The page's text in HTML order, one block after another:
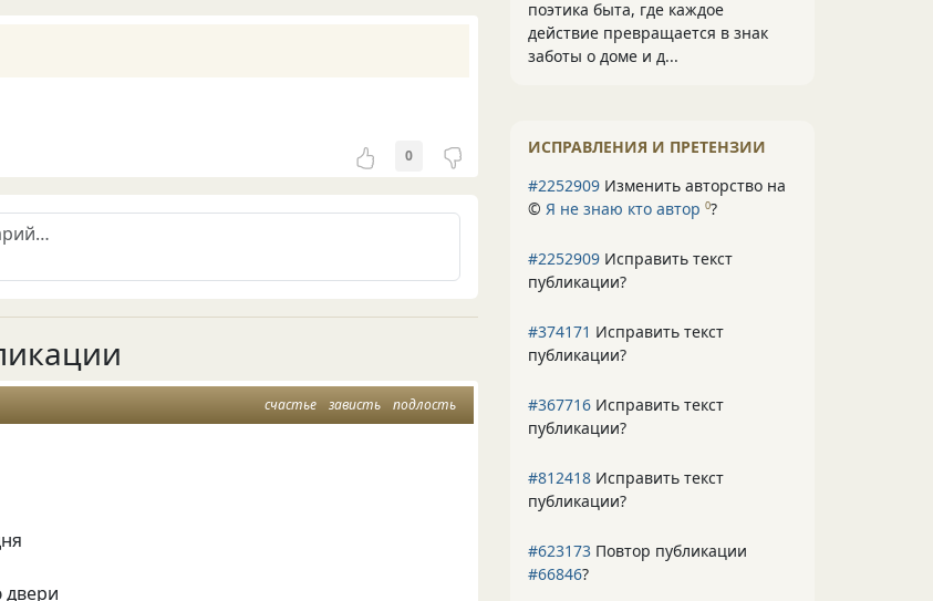
0
счастье зависть подлость
двери
поэтика быта, где каждое
действие превращается в знак
заботы о доме и д...
ИСПРАВЛЕНИЯ И ПРЕТЕНЗИИ
#2252909 Изменить авторство на
© Я не знаю кто автор 0?
#2252909 Исправить текст
публикации?
#374171 Исправить текст
публикации?
#367716 Исправить текст
публикации?
#812418 Исправить текст
публикации?
#623173 Повтор публикации
#66846?